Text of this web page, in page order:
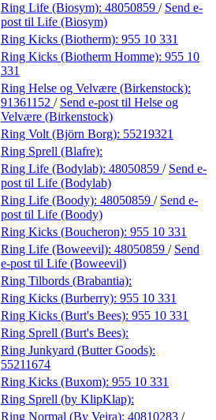
Ring Life (Biosym): 48050859 / Send e-
post til Life (Biosym)
Ring Kicks (Biotherm): 955 10 331
Ring Kicks (Biotherm Homme): 955 10
331
Ring Helse og Velvære (Birkenstock):
91361152 / Send e-post til Helse og
Velvære (Birkenstock)
Ring Volt (Björn Borg): 55219321
Ring Sprell (Blafre):
Ring Life (Bodylab): 48050859 / Send e-
post til Life (Bodylab)
Ring Life (Boody): 48050859 / Send e-
post til Life (Boody)
Ring Kicks (Boucheron): 955 10 331
Ring Life (Boweevil): 48050859 / Send
e-post til Life (Boweevil)
Ring Tilbords (Brabantia):
Ring Kicks (Burberry): 955 10 331
Ring Kicks (Burt's Bees): 955 10 331
Ring Sprell (Burt's Bees):
Ring Junkyard (Butter Goods):
55211674
Ring Kicks (Buxom): 955 10 331
Ring Sprell (by KlipKlap):
Ring Normal (By Veira): 40810283 /